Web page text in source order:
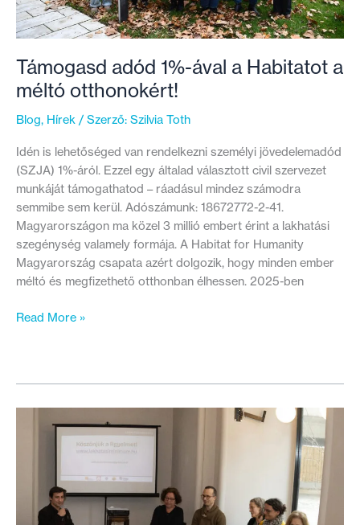
Támogasd adód 1%-ával a Habitatot a
méltó otthonokért!
Blog, Hírek / Szerző: Szilvia Toth
Idén is lehetőséged van rendelkezni személyi jövedelemadód
(SZJA) 1%-áról. Ezzel egy általad választott civil szervezet
munkáját támogathatod – ráadásul mindez számodra
semmibe sem kerül. Adószámunk: 18672772-2-41.
Magyarországon ma közel 3 millió embert érint a lakhatási
szegénység valamely formája. A Habitat for Humanity
Magyarország csapata azért dolgozik, hogy minden ember
méltó és megfizethető otthonban élhessen. 2025-ben
Támogasd
Habitatot
Read More »